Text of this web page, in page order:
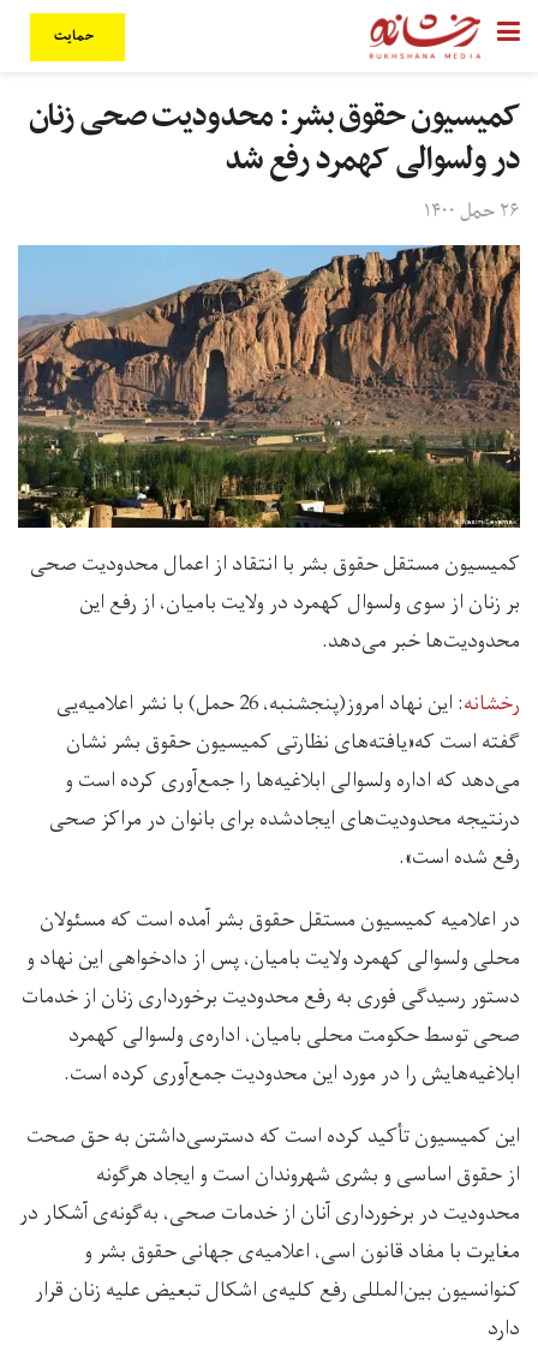
حمایت
کمیسیون حقوق بشر: محدودیت صحی زنان
در ولسوالی کهمرد رفع شد
۲۶ حمل ۱۴۰۰
کمیسیون مستقل حقوق بشر با انتقاد از اعمال محدودیت صحی
بر زنان از سوی ولسوال کهمرد در ولایت بامیان، از رفع این
محدودیت‌ها خبر می‌دهد.
رخشانه
: این نهاد امروز(پنجشنبه، 26 حمل) با نشر اعلامیه‌یی
گفته است که«یافته‌های نظارتی کمیسیون حقوق بشر نشان
می‌دهد که اداره‌ ولسوالی ابلاغیه‌ها را جمع‌آوری کرده است و
درنتیجه محدودیت‌های ایجاد‌شده برای بانوان در مراکز صحی‌
رفع شده است».
در اعلامیه کمیسیون مستقل حقوق بشر آمده است که مسئولان
محلی ولسوالی کهمرد ولایت بامیان، پس از دادخواهی این نهاد و
دستور رسیدگی فوری به رفع محدودیت برخورداری زنان از خدمات
صحی توسط حکومت محلی بامیان، اداره‌ی ولسوالی کهمرد
ابلاغیه‌هایش را در مورد این محدودیت جمع‌آوری کرده است.
این کمیسیون تأکید کرده است که دسترسی‌داشتن به حق صحت
از حقوق اساسی و بشری شهروندان است و ایجاد هرگونه
محدودیت در برخورداری آنان از خدمات صحی، به‌گونه‌ی آشکار در
مغایرت با مفاد قانون اسی، اعلامیه‌ی جهانی حقوق بشر و
کنوانسیون بین‌المللی رفع کلیه‌ی اشکال تبعیض علیه زنان قرار
دارد